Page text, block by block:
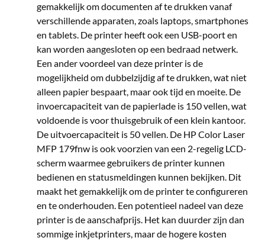
gemakkelijk om documenten af te drukken vanaf
verschillende apparaten, zoals laptops, smartphones
en tablets. De printer heeft ook een USB-poort en
kan worden aangesloten op een bedraad netwerk.
Een ander voordeel van deze printer is de
mogelijkheid om dubbelzijdig af te drukken, wat niet
alleen papier bespaart, maar ook tijd en moeite. De
invoercapaciteit van de papierlade is 150 vellen, wat
voldoende is voor thuisgebruik of een klein kantoor.
De uitvoercapaciteit is 50 vellen. De HP Color Laser
MFP 179fnw is ook voorzien van een 2-regelig LCD-
scherm waarmee gebruikers de printer kunnen
bedienen en statusmeldingen kunnen bekijken. Dit
maakt het gemakkelijk om de printer te configureren
en te onderhouden. Een potentieel nadeel van deze
printer is de aanschafprijs. Het kan duurder zijn dan
sommige inkjetprinters, maar de hogere kosten